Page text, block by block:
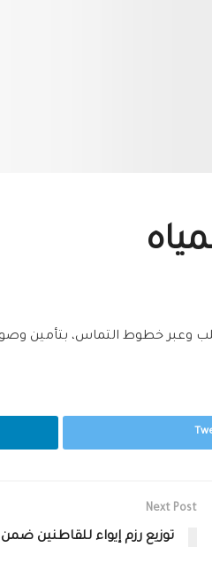
وعبر خطوط التماس، بتأمين
Next Post
توزيع رزم إيواء للقاطنين ضمن